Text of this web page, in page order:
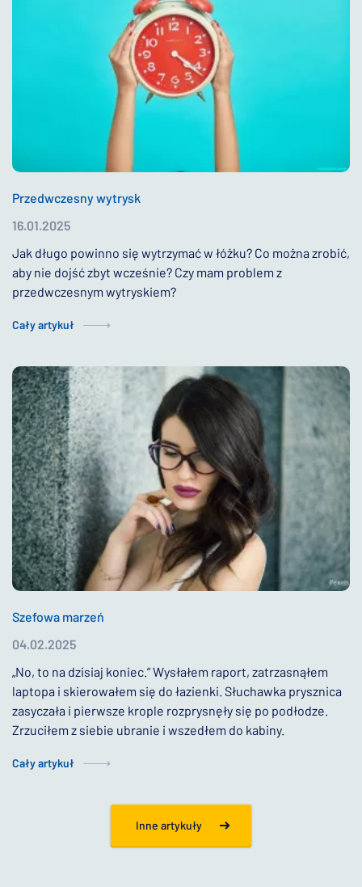
Przedwczesny wytrysk
16.01.2025
Jak długo powinno się wytrzymać w łóżku? Co można zrobić,
aby nie dojść zbyt wcześnie? Czy mam problem z
przedwczesnym wytryskiem?
Cały artykuł
Szefowa marzeń
04.02.2025
„No, to na dzisiaj koniec.” Wysłałem raport, zatrzasnąłem
laptopa i skierowałem się do łazienki. Słuchawka prysznica
zasyczała i pierwsze krople rozprysnęły się po podłodze.
Zrzuciłem z siebie ubranie i wszedłem do kabiny.
Cały artykuł
Inne artykuły